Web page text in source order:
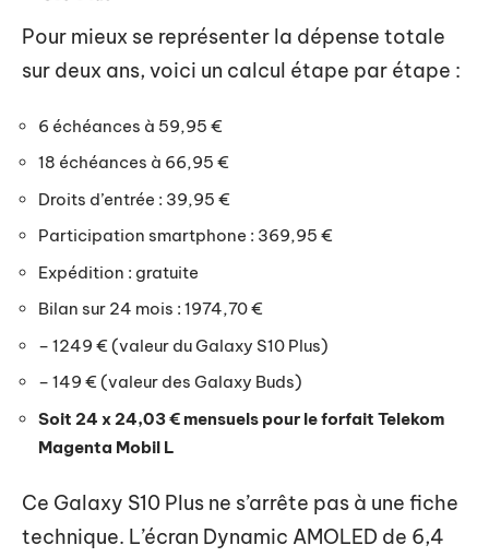
Pour mieux se représenter la dépense totale
sur deux ans, voici un calcul étape par étape :
6 échéances à 59,95 €
18 échéances à 66,95 €
Droits d’entrée : 39,95 €
Participation smartphone : 369,95 €
Expédition : gratuite
Bilan sur 24 mois : 1974,70 €
– 1249 € (valeur du Galaxy S10 Plus)
– 149 € (valeur des Galaxy Buds)
Soit 24 x 24,03 € mensuels pour le forfait Telekom
Magenta Mobil L
Ce Galaxy S10 Plus ne s’arrête pas à une fiche
technique. L’écran Dynamic AMOLED de 6,4